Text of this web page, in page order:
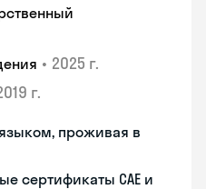
• 2025 г.
г.
проживая в
сертификаты CAE и